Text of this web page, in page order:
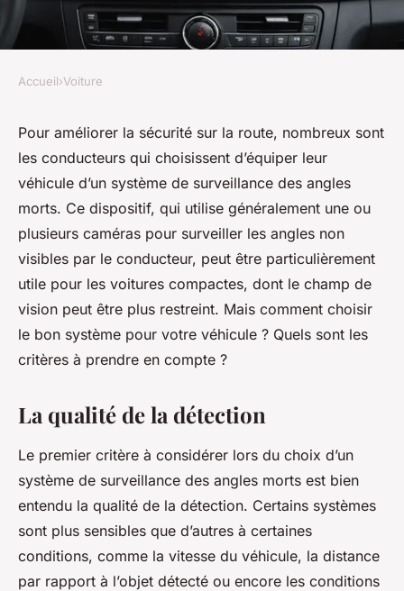
Quels sont les critères pour
choisir un système de
surveillance des angles morts
pour une voiture compacte?
Valentin• 4 octobre 2024•5 min de lecture
Accueil›Voiture
Pour améliorer la sécurité sur la route, nombreux sont
les conducteurs qui choisissent d’équiper leur
véhicule d’un système de surveillance des angles
morts. Ce dispositif, qui utilise généralement une ou
plusieurs caméras pour surveiller les angles non
visibles par le conducteur, peut être particulièrement
utile pour les voitures compactes, dont le champ de
vision peut être plus restreint. Mais comment choisir
le bon système pour votre véhicule ? Quels sont les
critères à prendre en compte ?
La qualité de la détection
Le premier critère à considérer lors du choix d’un
système de surveillance des angles morts est bien
entendu la qualité de la détection. Certains systèmes
sont plus sensibles que d’autres à certaines
conditions, comme la vitesse du véhicule, la distance
par rapport à l’objet détecté ou encore les conditions